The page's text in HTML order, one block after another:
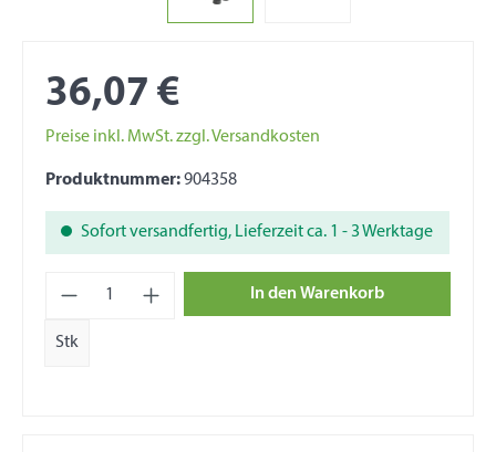
36,07 €
Preise inkl. MwSt. zzgl. Versandkosten
Produktnummer:904358
Sofort versandfertig, Lieferzeit ca. 1 - 3 Werktage
Produkt Anzahl: Gib den gewünschten
Stk
In den Warenkorb